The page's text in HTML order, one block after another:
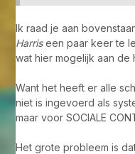
Ik raad je aan
Harriseen paar keer te
wat hier mogelijk aan de
Want het heeft er alle
niet is ingevoerd als
maar voor SOCIALE
Het grote probleem is